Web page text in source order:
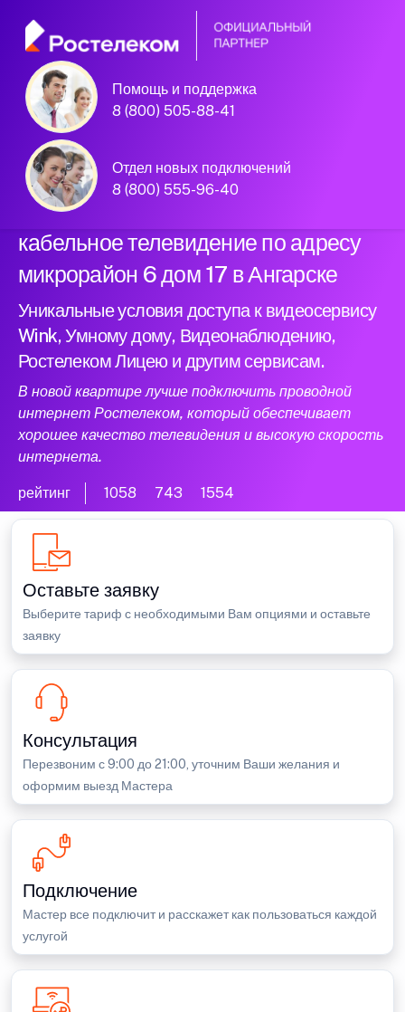
Помощь и поддержка
8 (800) 505-88-41
Отдел новых подключений
8 (800) 555-96-40
Официальный
партнер Ростелеком
Подключили новый интернет и
кабельное телевидение по адресу
микрорайон 6 дом 17 в Ангарске
Уникальные условия доступа к видеосервису
Wink, Умному дому, Видеонаблюдению,
Ростелеком Лицею и другим сервисам.
В новой квартире лучше подключить проводной
интернет Ростелеком, который обеспечивает
хорошее качество телевидения и высокую скорость
интернета.
рейтинг 1058 743 1554
Оставьте заявку
Выберите тариф с необходимыми Вам опциями и оставьте
заявку
Консультация
Перезвоним с 9:00 до 21:00, уточним Ваши желания и
оформим выезд Мастера
Подключение
Мастер все подключит и расскажет как пользоваться каждой
услугой